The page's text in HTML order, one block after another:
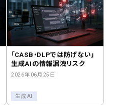
「CASB・DLPでは防げない」
生成AIの情報漏洩リスク
2026年06月25日
生成AI